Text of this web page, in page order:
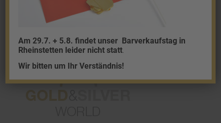
Am 29.7. + 5.8. findet unser Barverkaufstag in
Rheinstetten leider nicht statt
Wir bitten um Ihr Verständnis!